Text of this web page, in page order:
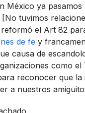
México ya
tuvimos
el Art 82
de fe y
causa de
como
reconocer que
a nuestros